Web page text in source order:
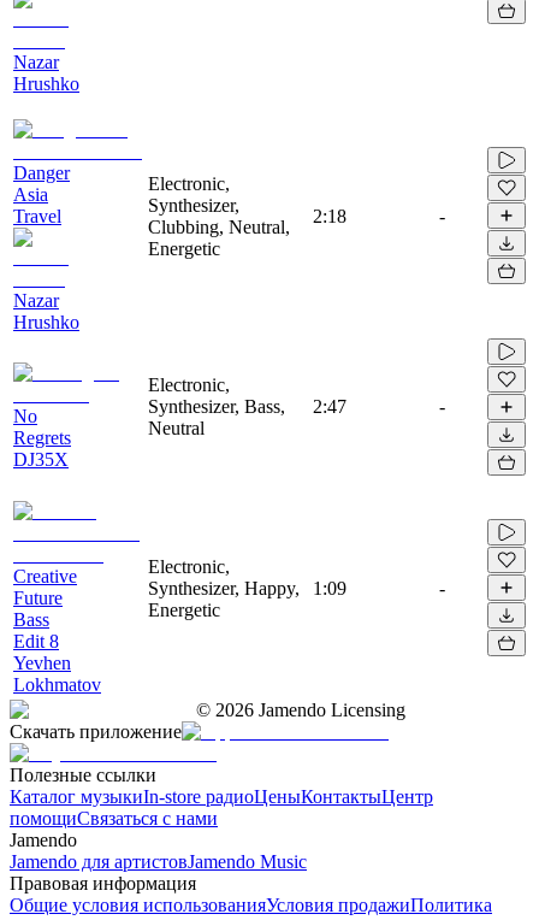
Nazar
Hrushko
Danger
Asia
Travel
Nazar
Hrushko
Electronic,
Synthesizer,
Clubbing, Neutral,
Energetic
2:18 -
No
Regrets
DJ35X
Electronic,
Synthesizer, Bass,
Neutral
2:47 -
Creative
Future
Bass
Edit 8
Yevhen
Lokhmatov
Electronic,
Synthesizer, Happy,
Energetic
1:09 -
© 2026 Jamendo Licensing
Скачать приложение
Полезные ссылки
Каталог музыкиIn-store радиоЦеныКонтактыЦентр
помощиСвязаться с нами
Jamendo
Jamendo для артистовJamendo Music
Правовая информация
Общие условия использованияУсловия продажиПолитика